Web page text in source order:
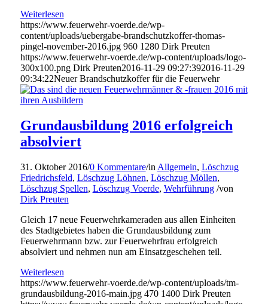
Weiterlesen
https://www.feuerwehr-voerde.de/wp-
content/uploads/uebergabe-brandschutzkoffer-thomas-
pingel-november-2016.jpg 960 1280 Dirk Preuten
https://www.feuerwehr-voerde.de/wp-content/uploads/logo-
300x100.png Dirk Preuten2016-11-29 09:27:392016-11-29
09:34:22Neuer Brandschutzkoffer für die Feuerwehr
Grundausbildung 2016 erfolgreich
absolviert
31. Oktober 2016/0 Kommentare/in Allgemein, Löschzug
Friedrichsfeld, Löschzug Löhnen, Löschzug Möllen,
Löschzug Spellen, Löschzug Voerde, Wehrführung /von
Dirk Preuten
Gleich 17 neue Feuerwehrkameraden aus allen Einheiten
des Stadtgebietes haben die Grundausbildung zum
Feuerwehrmann bzw. zur Feuerwehrfrau erfolgreich
absolviert und nehmen nun am Einsatzgeschehen teil.
Weiterlesen
https://www.feuerwehr-voerde.de/wp-content/uploads/tm-
grundausbildung-2016-main.jpg 470 1400 Dirk Preuten